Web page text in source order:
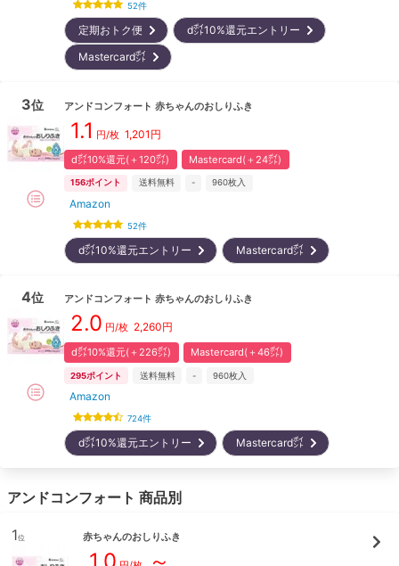
52件
定期おトク便
d㌽10%還元エントリー
Mastercard㌽
3位 アンドコンフォート 赤ちゃんのおしりふき
1.1 円/枚 1,201 円
d㌽10%還元(＋120㌽) Mastercard(＋24㌽)
156ポイント 送料無料 - 960枚入
Amazon
52件
d㌽10%還元エントリー Mastercard㌽
4位 アンドコンフォート 赤ちゃんのおしりふき
2.0 円/枚 2,260円
d㌽10%還元(＋226㌽) Mastercard(＋46㌽)
295ポイント 送料無料 - 960枚入
Amazon
724件
d㌽10%還元エントリー Mastercard㌽
アンドコンフォート 商品別
1位 赤ちゃんのおしりふき